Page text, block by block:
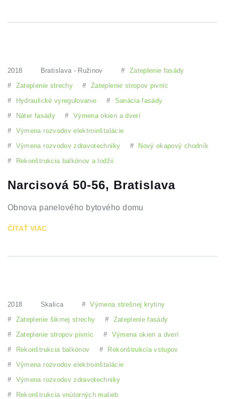
2018 Bratislava - Ružinov #
Zateplenie fasády
#
Zateplenie strechy #
Zateplenie stropov pivníc
#
Hydraulické vyregulovanie #
Sanácia fasády
#
Náter fasády #
Výmena okien a dverí
#
Výmena rozvodov elektroinštalácie
#
Výmena rozvodov zdravotechniky #
Nový okapový chodník
#
Rekonštrukcia balkónov a lodžií
Narcisová 50-56, Bratislava
Obnova panelového bytového domu
ČÍTAŤ VIAC
2018 Skalica #
Výmena strešnej krytiny
#
Zateplenie šikmej strechy #
Zateplenie fasády
#
Zateplenie stropov pivníc #
Výmena okien a dverí
#
Rekonštrukcia balkónov #
Rekonštrukcia vstupov
#
Výmena rozvodov elektroinštalácie
#
Výmena rozvodov zdravotechniky
#
Rekonštrukcia vnútorných malieb